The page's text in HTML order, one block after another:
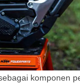
komponen